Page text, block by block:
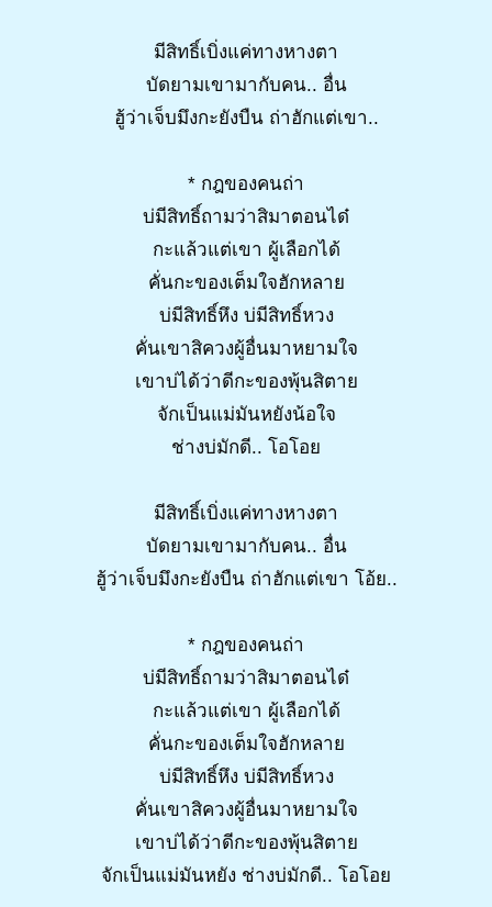
มีสิทธิ์เบิ่งแค่ทางหางตา
บัดยามเขามากับคน.. อื่น
ฮู้ว่าเจ็บมึงกะยังบืน ถ่าฮักแต่เขา..
* กฎของคนถ่า
บ่มีสิทธิ์ถามว่าสิมาตอนได๋
กะแล้วแต่เขา ผู้เลือกได้
คั่นกะของเต็มใจฮักหลาย
บ่มีสิทธิ์หึง บ่มีสิทธิ์หวง
คั่นเขาสิควงผู้อื่นมาหยามใจ
เขาบ่ได้ว่าดีกะของพุ้นสิตาย
จักเป็นแม่มันหยังน้อใจ
ช่างบ่มักดี.. โอโอย
มีสิทธิ์เบิ่งแค่ทางหางตา
บัดยามเขามากับคน.. อื่น
ฮู้ว่าเจ็บมึงกะยังบืน ถ่าฮักแต่เขา โอ้ย..
* กฎของคนถ่า
บ่มีสิทธิ์ถามว่าสิมาตอนได๋
กะแล้วแต่เขา ผู้เลือกได้
คั่นกะของเต็มใจฮักหลาย
บ่มีสิทธิ์หึง บ่มีสิทธิ์หวง
คั่นเขาสิควงผู้อื่นมาหยามใจ
เขาบ่ได้ว่าดีกะของพุ้นสิตาย
จักเป็นแม่มันหยัง ช่างบ่มักดี.. โอโอย